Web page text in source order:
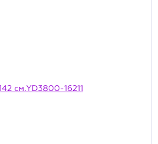
см.YD3800-16211